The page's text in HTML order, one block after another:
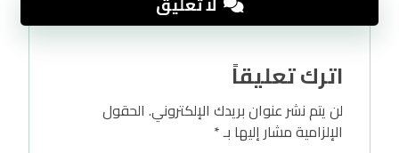
اترك تعليقاً
لن يتم نشر عنوان بريدك الإلكتروني. الحقول
الإلزامية مشار إليها بـ*